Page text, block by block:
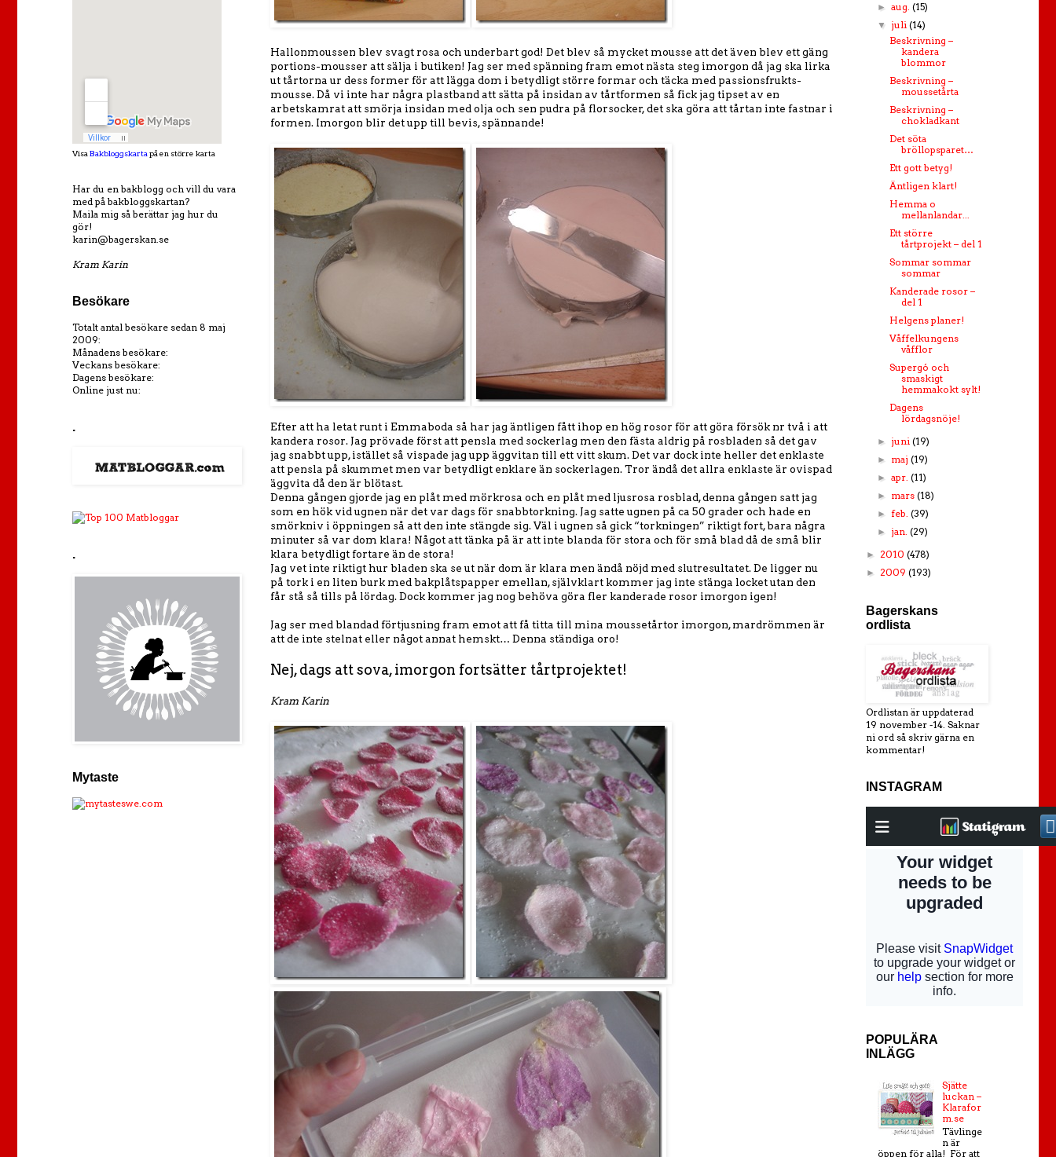
Hallonmoussen blev svagt rosa och underbart god! Det blev så mycket mousse att det även blev ett gäng
portions-mousser att sälja i butiken! Jag ser med spänning fram emot nästa steg imorgon då jag ska lirka
ut tårtorna ur dess former för att lägga dom i betydligt större formar och täcka med passionsfrukts-
mousse. Då vi inte har några plastband att sätta på insidan av tårtformen så fick jag tipset av en
arbetskamrat att smörja insidan med olja och sen pudra på florsocker, det ska göra att tårtan inte fastnar i
formen. Imorgon blir det upp till bevis, spännande!
Efter att ha letat runt i Emmaboda så har jag äntligen fått ihop en hög rosor för att göra försök nr två i att
kandera rosor. Jag prövade först att pensla med sockerlag men den fästa aldrig på rosbladen så det gav
jag snabbt upp, istället så vispade jag upp äggvitan till ett vitt skum. Det var dock inte heller det enklaste
att pensla på skummet men var betydligt enklare än sockerlagen. Tror ändå det allra enklaste är ovispad
äggvita då den är blötast.
Denna gången gjorde jag en plåt med mörkrosa och en plåt med ljusrosa rosblad, denna gången satt jag
som en hök vid ugnen när det var dags för snabbtorkning. Jag satte ugnen på ca 50 grader och hade en
smörkniv i öppningen så att den inte stängde sig. Väl i ugnen så gick “torkningen” riktigt fort, bara några
minuter så var dom klara! Något att tänka på är att inte blanda för stora och för små blad då de små blir
klara betydligt fortare än de stora!
Jag vet inte riktigt hur bladen ska se ut när dom är klara men ändå nöjd med slutresultatet. De ligger nu
på tork i en liten burk med bakplåtspapper emellan, självklart kommer jag inte stänga locket utan den
får stå så tills på lördag. Dock kommer jag nog behöva göra fler kanderade rosor imorgon igen!
Jag ser med blandad förtjusning fram emot att få titta till mina moussetårtor imorgon, mardrömmen är
att de inte stelnat eller något annat hemskt… Denna ständiga oro!
Nej, dags att sova, imorgon fortsätter tårtprojektet!
Kram Karin
Visa Bakbloggskarta på en större karta
Har du en bakblogg och vill du vara
med på bakbloggskartan?
Maila mig så berättar jag hur du
gör!
karin@bagerskan.se
Kram Karin
Besökare
Totalt antal besökare sedan 8 maj
2009:
Månadens besökare:
Veckans besökare:
Dagens besökare:
Online just nu:
.
.
Mytaste
►aug.(15)
▼ juli(14)
Beskrivning –
kandera
blommor
Beskrivning –
moussetårta
Beskrivning –
chokladkant
Det söta
bröllopsparet…
Ett gott betyg!
Äntligen klart!
Hemma o
mellanlandar...
Ett större
tårtprojekt – del 1
Sommar sommar
sommar
Kanderade rosor –
del 1
Helgens planer!
Våffelkungens
våfflor
Supergó och
smaskigt
hemmakokt sylt!
Dagens
lördagsnöje!
► juni(19)
► maj(19)
►apr.(11)
► mars(18)
►feb.(39)
► jan.(29)
► 2010 (478)
► 2009 (193)
Bagerskans
ordlista
Ordlistan är uppdaterad
19 november -14. Saknar
ni ord så skriv gärna en
kommentar!
INSTAGRAM
POPULÄRA
INLÄGG
Sjätte
luckan –
Klarafor
m.se
Tävlinge
n är
öppen för alla! För att